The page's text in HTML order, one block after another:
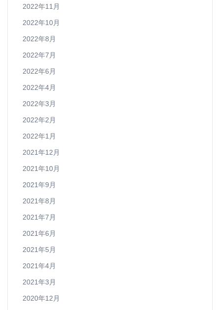
2022年11月
2022年10月
2022年8月
2022年7月
2022年6月
2022年4月
2022年3月
2022年2月
2022年1月
2021年12月
2021年10月
2021年9月
2021年8月
2021年7月
2021年6月
2021年5月
2021年4月
2021年3月
2020年12月